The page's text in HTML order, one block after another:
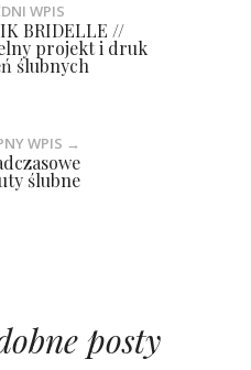
WPIS
BRIDELLE //
projekt i druk
ślubnych
WPIS →
ślubne
posty